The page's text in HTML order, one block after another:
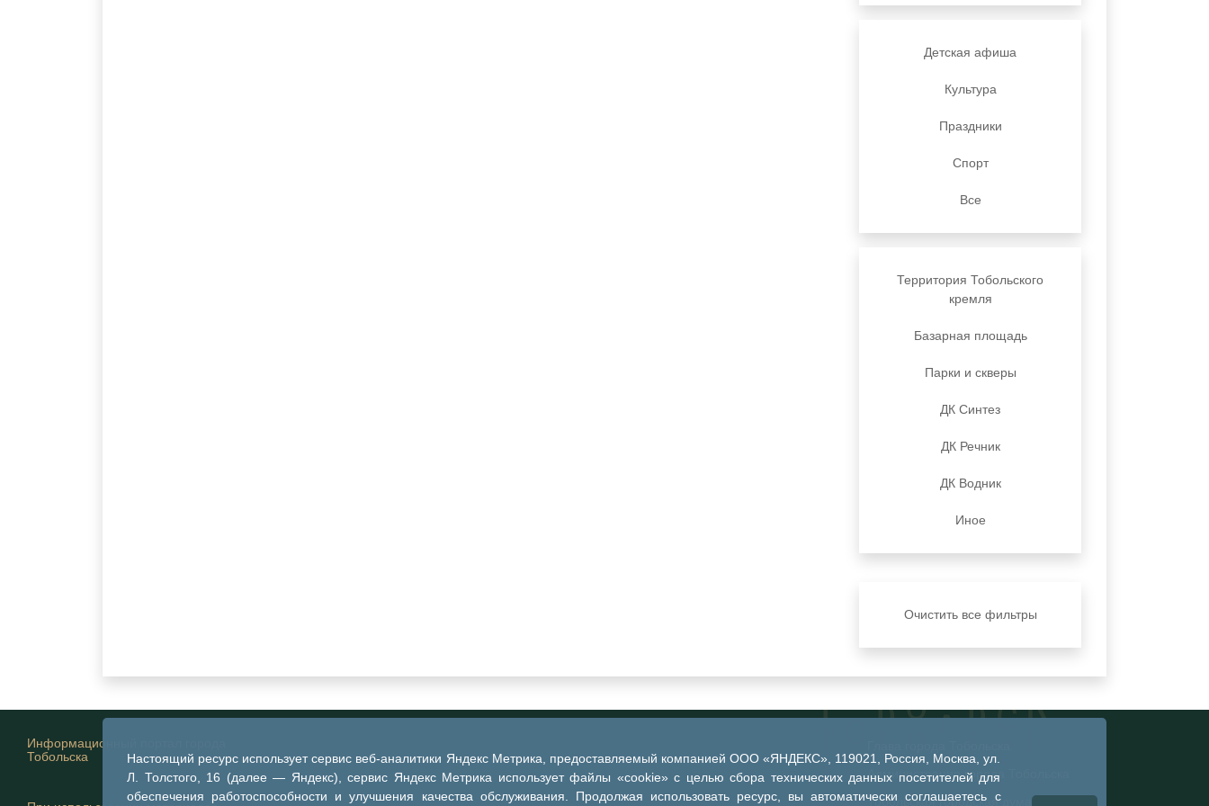
Настоящий ресурс использует сервис веб-аналитики Яндекс Метрика, предоставляемый компанией ООО «ЯНДЕКС», 119021, Россия, Москва, ул.
Л. Толстого, 16 (далее — Яндекс), сервис Яндекс Метрика использует файлы «cookie» с целью сбора технических данных посетителей для
обеспечения работоспособности и улучшения качества обслуживания. Продолжая использовать ресурс, вы автоматически соглашаетесь с
Детская афиша
Культура
Праздники
Спорт
Все
Территория Тобольского
кремля
Базарная площадь
Парки и скверы
ДК Синтез
ДК Речник
ДК Водник
Иное
Очистить все фильтры
Информационный портал города
Тобольска
Администрация города Тобольска
Тобольская городская дума